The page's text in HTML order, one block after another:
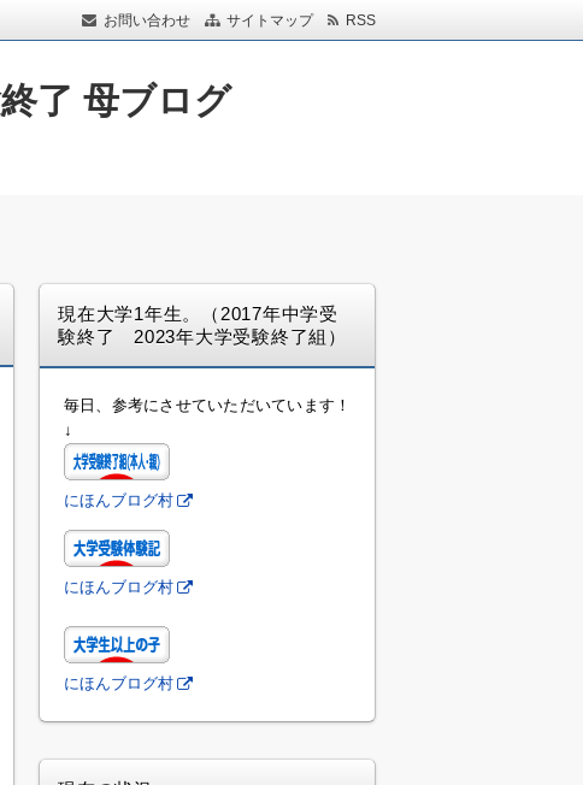
お問い合わせ サイトマップ RSS
了 母ブログ
現在大学1年生。（2017年中学受
験終了 2023年大学受験終了組）
毎日、参考にさせていただいています！
↓
にほんブログ村
にほんブログ村
にほんブログ村